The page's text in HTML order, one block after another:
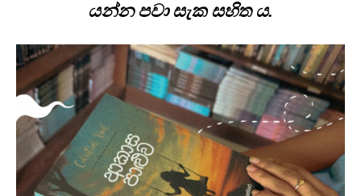
යන්න පවා සැක සහිත ය.